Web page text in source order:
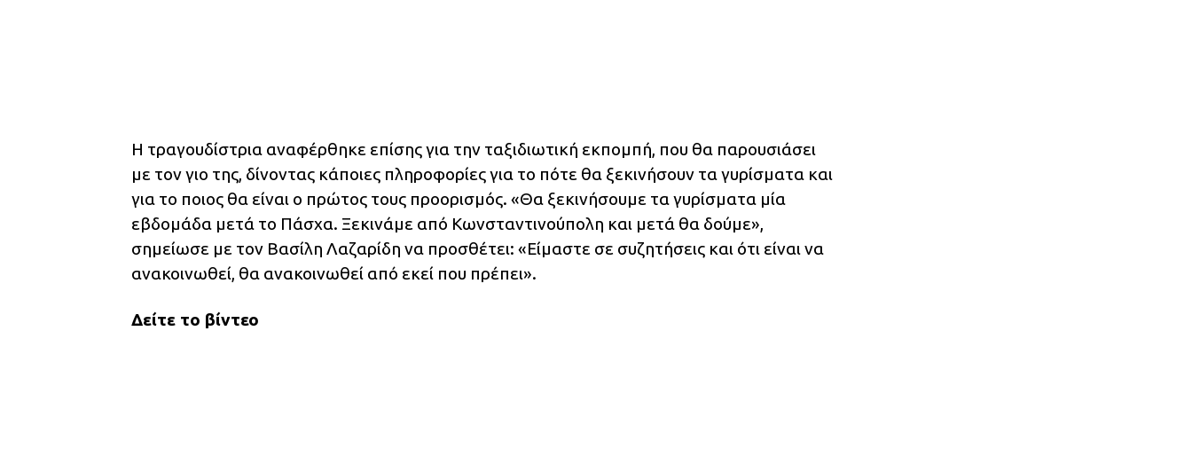
Η τραγουδίστρια αναφέρθηκε επίσης για την ταξιδιωτική εκπομπή, που θα παρουσιάσει
με τον γιο της, δίνοντας κάποιες πληροφορίες για το πότε θα ξεκινήσουν τα γυρίσματα και
για το ποιος θα είναι ο πρώτος τους προορισμός. «Θα ξεκινήσουμε τα γυρίσματα μία
εβδομάδα μετά το Πάσχα. Ξεκινάμε από Κωνσταντινούπολη και μετά θα δούμε»,
σημείωσε με τον Βασίλη Λαζαρίδη να προσθέτει: «Είμαστε σε συζητήσεις και ότι είναι να
ανακοινωθεί, θα ανακοινωθεί από εκεί που πρέπει».
Δείτε το βίντεο